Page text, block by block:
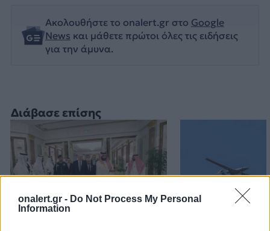
onalert.gr - Do Not Process My Personal
Information
Διάβασε επίσης
Ακολουθήστε το onalert.gr στο Google
News και μάθετε πρώτοι όλες τις ειδήσεις
για την άμυνα.